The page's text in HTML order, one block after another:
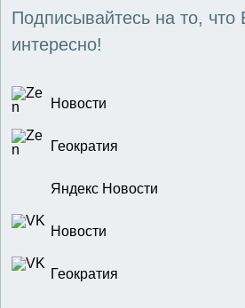
Подписывайтесь на то, что
интересно!
Новости
Геократия
Яндекс Новости
Новости
Геократия